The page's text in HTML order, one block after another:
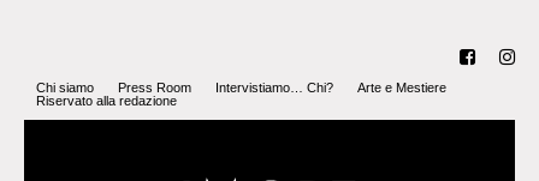
Chi siamo Press Room Intervistiamo… Chi?
Arte e Mestiere
Riservato alla redazione